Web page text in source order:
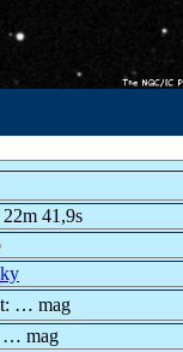
22m 41,9s
… mag
… mag